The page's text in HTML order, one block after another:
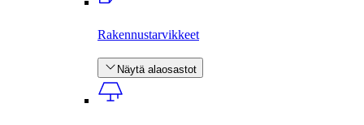
Rakennus­tarvikkeet
Näytä alaosastot